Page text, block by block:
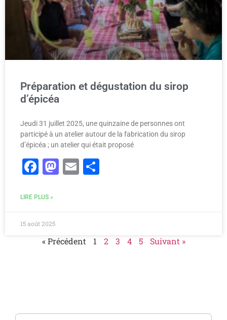
Préparation et dégustation du sirop
d’épicéa
Jeudi 31 juillet 2025, une quinzaine de personnes ont
participé à un atelier autour de la fabrication du sirop
d’épicéa ; un atelier qui était proposé
Facebook
Mastodon
Email
LIRE PLUS »
15 août 2025
« Précédent 1 2 3 4 5 Suivant »